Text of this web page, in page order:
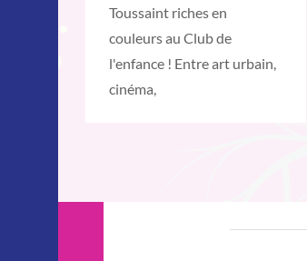
Toussaint riches en
couleurs au Club de
l'enfance ! Entre art urbain,
cinéma,